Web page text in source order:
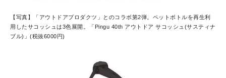
【写真】「アウトドアプロダクツ」とのコラボ第2弾。ペットボトルを再生利
用したサコッシュは3色展開。「Pingu 40th アウトドア サコッシュ(サスティナ
ブル)」(税抜6000円)